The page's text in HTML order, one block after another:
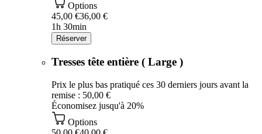
Options
45,00 €36,00 €
1h 30min
Réserver
Tresses tête entière ( Large )
Prix le plus bas pratiqué ces 30 derniers jours avant la
remise : 50,00 €
Économisez jusqu'à 20%
Options